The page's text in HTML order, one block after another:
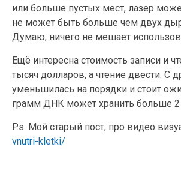
или больше пустых мест, лазер
не может быть больше чем двух
Думаю, ничего не мешает
Ещё интересна стоимость записи и
тысяч долларов, а чтение двести. С
уменьшилась на порядки и стоит
грамм ДНК может хранить больше 2
P.s. Мой старый пост, про видео
vnutri-kletki/